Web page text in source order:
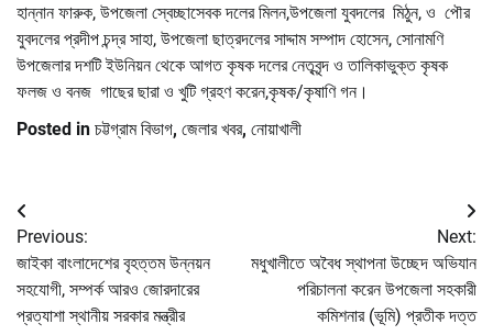
হান্নান ফারুক, উপজেলা স্বেচ্ছাসেবক দলের মিলন,উপজেলা যুবদলের মিঠুন, ও পৌর
যুবদলের প্রদীপ চন্দ্র সাহা, উপজেলা ছাত্রদলের সাদ্দাম সম্পাদ হোসেন, সোনামণি
উপজেলার দশটি ইউনিয়ন থেকে আগত কৃষক দলের নেতৃবৃন্দ ও তালিকাভুক্ত কৃষক
ফলজ ও বনজ গাছের ছারা ও খুটি গ্রহণ করেন,কৃষক/কৃষাণি গন।
Posted in চট্টগ্রাম বিভাগ, জেলার খবর, নোয়াখালী
Post
navigation
Previous:
জাইকা বাংলাদেশের বৃহত্তম উন্নয়ন
সহযোগী, সম্পর্ক আরও জোরদারের
প্রত্যাশা স্থানীয় সরকার মন্ত্রীর
Next:
মধুখালীতে অবৈধ স্থাপনা উচ্ছেদ অভিযান
পরিচালনা করেন উপজেলা সহকারী
কমিশনার (ভূমি) প্রতীক দত্ত